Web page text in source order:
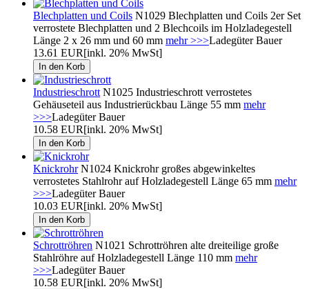
Blechplatten und Coils N1029 Blechplatten und Coils 2er Set
verrostete Blechplatten und 2 Blechcoils im Holzladegestell
Länge 2 x 26 mm und 60 mm mehr >>>Ladegüter Bauer
13.61 EUR[inkl. 20% MwSt]
Industrieschrott N1025 Industrieschrott verrostetes
Gehäuseteil aus Industrierückbau Länge 55 mm mehr
>>>Ladegüter Bauer
10.58 EUR[inkl. 20% MwSt]
KnickrohrN1024 Knickrohr großes abgewinkeltes
verrostetes Stahlrohr auf Holzladegestell Länge 65 mm mehr
>>>Ladegüter Bauer
10.03 EUR[inkl. 20% MwSt]
Schrottröhren N1021 Schrottröhren alte dreiteilige große
Stahlröhre auf Holzladegestell Länge 110 mm mehr
>>>Ladegüter Bauer
10.58 EUR[inkl. 20% MwSt]